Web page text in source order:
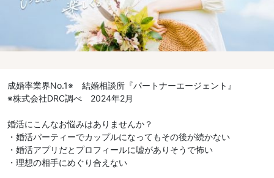
成婚率業界No.1※ 結婚相談所『パートナーエージェント』
※株式会社DRC調べ 2024年2月
婚活にこんなお悩みはありませんか？
・婚活パーティーでカップルになってもその後が続かない
・婚活アプリだとプロフィールに嘘がありそうで怖い
・理想の相手にめぐり合えない